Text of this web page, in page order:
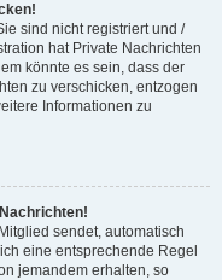
sind nicht registriert und /
hat Private Nachrichten
könnte es sein, dass der
zu verschicken, entzogen
Informationen zu
sendet, automatisch
eine entsprechende Regel
jemandem erhalten, so